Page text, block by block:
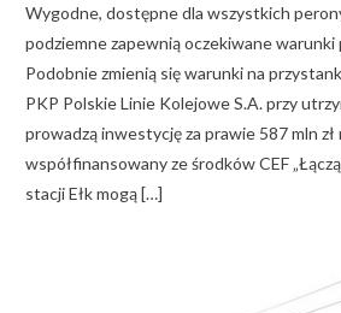
Wygodne, dostępne dla wszystkich
podziemne zapewnią oczekiwane warunki
Podobnie zmienią się warunki na
PKP Polskie Linie Kolejowe S.A. przy
prowadzą inwestycję za prawie 587 mln
współfinansowany ze środków CEF
stacji Ełk mogą […]